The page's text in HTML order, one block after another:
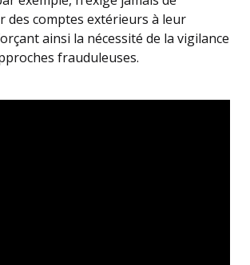
des comptes extérieurs à leur
ainsi la nécessité de la vigilance
frauduleuses.